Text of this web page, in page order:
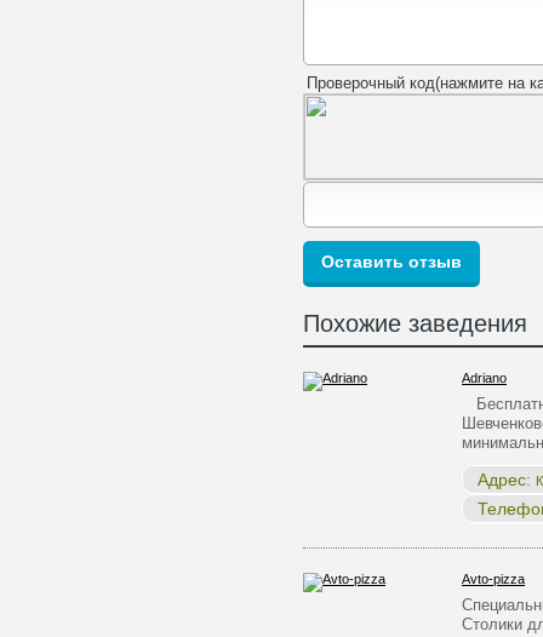
Проверочный код(нажмите на
Похожие заведения
Adriano
Адрес:
Avto-pizza
Столики